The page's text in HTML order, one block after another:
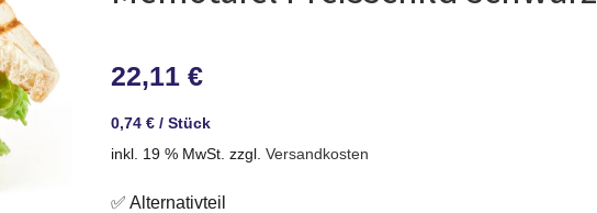
22,11 €
0,74 €/ Stück
inkl. 19 % MwSt. zzgl. Versandkosten
✅ Alternativteil